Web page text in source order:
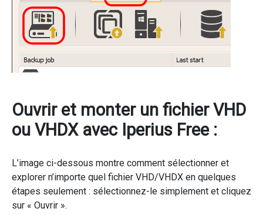
Ouvrir et monter un fichier VHD
ou VHDX avec Iperius Free :
L’image ci-dessous montre comment sélectionner et
explorer n’importe quel fichier VHD/VHDX en quelques
étapes seulement : sélectionnez-le simplement et cliquez
sur « Ouvrir ».